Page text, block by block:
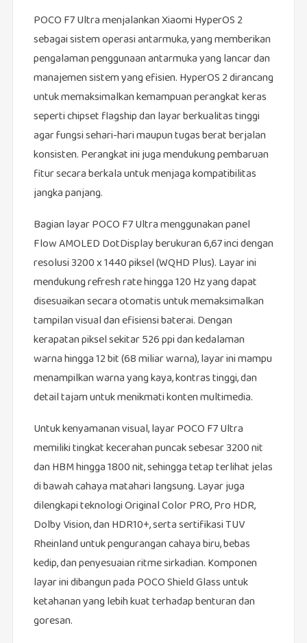
POCO F7 Ultra menjalankan Xiaomi HyperOS 2
sebagai sistem operasi antarmuka, yang memberikan
pengalaman penggunaan antarmuka yang lancar dan
manajemen sistem yang efisien. HyperOS 2 dirancang
untuk memaksimalkan kemampuan perangkat keras
seperti chipset flagship dan layar berkualitas tinggi
agar fungsi sehari-hari maupun tugas berat berjalan
konsisten. Perangkat ini juga mendukung pembaruan
fitur secara berkala untuk menjaga kompatibilitas
jangka panjang.
Bagian layar POCO F7 Ultra menggunakan panel
Flow AMOLED DotDisplay berukuran 6,67 inci dengan
resolusi 3200 x 1440 piksel (WQHD Plus). Layar ini
mendukung refresh rate hingga 120 Hz yang dapat
disesuaikan secara otomatis untuk memaksimalkan
tampilan visual dan efisiensi baterai. Dengan
kerapatan piksel sekitar 526 ppi dan kedalaman
warna hingga 12 bit (68 miliar warna), layar ini mampu
menampilkan warna yang kaya, kontras tinggi, dan
detail tajam untuk menikmati konten multimedia.
Untuk kenyamanan visual, layar POCO F7 Ultra
memiliki tingkat kecerahan puncak sebesar 3200 nit
dan HBM hingga 1800 nit, sehingga tetap terlihat jelas
di bawah cahaya matahari langsung. Layar juga
dilengkapi teknologi Original Color PRO, Pro HDR,
Dolby Vision, dan HDR10+, serta sertifikasi TUV
Rheinland untuk pengurangan cahaya biru, bebas
kedip, dan penyesuaian ritme sirkadian. Komponen
layar ini dibangun pada POCO Shield Glass untuk
ketahanan yang lebih kuat terhadap benturan dan
goresan.